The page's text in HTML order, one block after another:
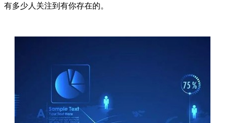
有多少人关注到有你存在的。